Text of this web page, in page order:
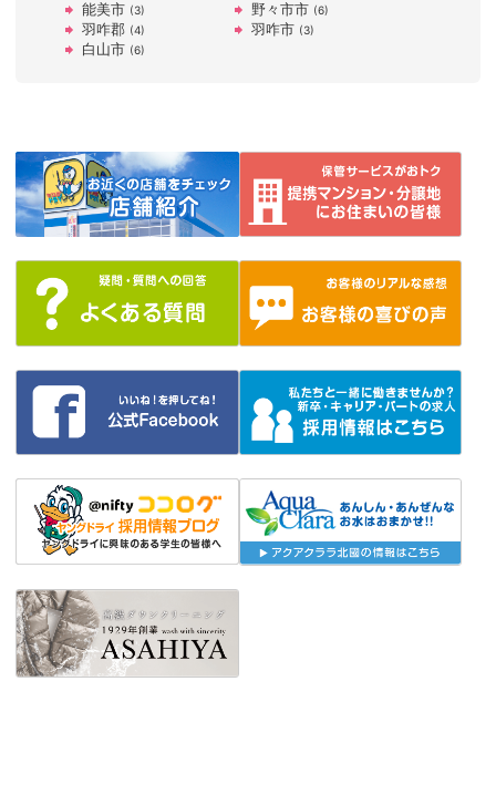
能美市 (3) 野々市市 (6)
羽咋郡 (4) 羽咋市 (3)
白山市 (6)